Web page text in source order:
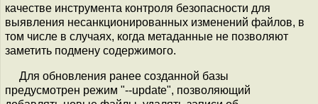
качестве инструмента контроля безопасности для
выявления несанкционированных изменений файлов, в
том числе в случаях, когда метаданные не позволяют
заметить подмену содержимого.
Для обновления ранее созданной базы
предусмотрен режим "--update", позволяющий